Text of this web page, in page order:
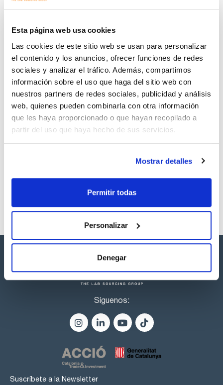
Esta página web usa cookies
Las cookies de este sitio web se usan para personalizar
el contenido y los anuncios, ofrecer funciones de redes
sociales y analizar el tráfico. Además, compartimos
información sobre el uso que haga del sitio web con
nuestros partners de redes sociales, publicidad y análisis
web, quienes pueden combinarla con otra información
que les haya proporcionado o que hayan recopilado a
partir del uso que haya hecho de sus servicios.
Mostrar detalles
Permitir todas
Personalizar
Denegar
TDS / Ficha técnica
Regístrate para
descargas
COA
Regístrate para
descargas
SDS/ Hoja de seguridad
Regístrate para
descargas
Los productos marcados con esta imagen son
listos para una entrega inmediata.
Síguenos:
Suscríbete a la Newsletter